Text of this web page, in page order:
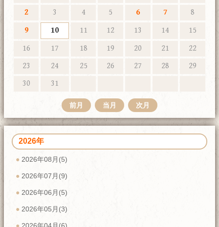
2
3 4 5 6 7
8
9
10 11 12 13 14
15
16
17 18 19 20 21
22
23
24 25 26 27 28
29
30
31
前月 当月 次月
2026年
2026年08月(5)
2026年07月(9)
2026年06月(5)
2026年05月(3)